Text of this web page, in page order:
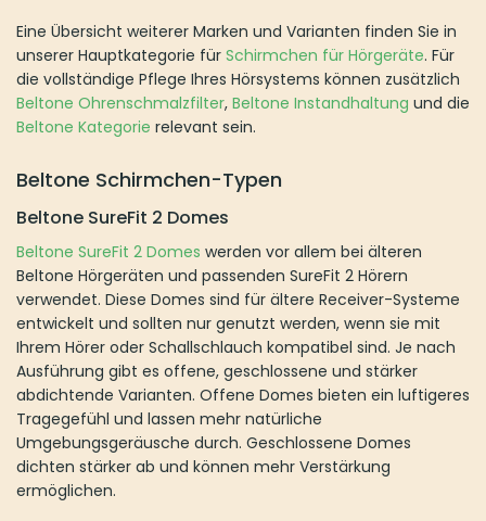
Eine Übersicht weiterer Marken und Varianten finden Sie in
unserer Hauptkategorie für Schirmchen für Hörgeräte. Für
die vollständige Pflege Ihres Hörsystems können zusätzlich
Beltone Ohrenschmalzfilter, Beltone Instandhaltung und die
Beltone Kategorie relevant sein.
Beltone Schirmchen-Typen
Beltone SureFit 2 Domes
Beltone SureFit 2 Domes werden vor allem bei älteren
Beltone Hörgeräten und passenden SureFit 2 Hörern
verwendet. Diese Domes sind für ältere Receiver-Systeme
entwickelt und sollten nur genutzt werden, wenn sie mit
Ihrem Hörer oder Schallschlauch kompatibel sind. Je nach
Ausführung gibt es offene, geschlossene und stärker
abdichtende Varianten. Offene Domes bieten ein luftigeres
Tragegefühl und lassen mehr natürliche
Umgebungsgeräusche durch. Geschlossene Domes
dichten stärker ab und können mehr Verstärkung
ermöglichen.